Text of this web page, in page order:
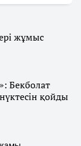
жұмыс
Бекболат
қойды